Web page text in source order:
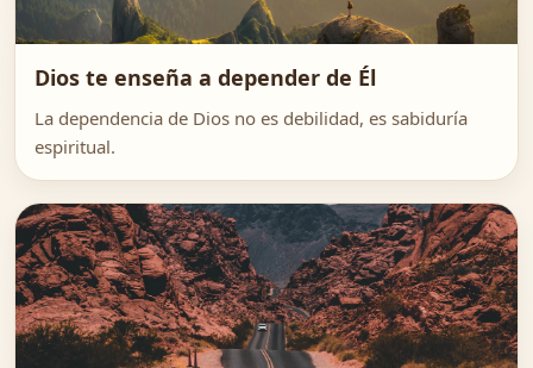
Dios te enseña a depender de Él
La dependencia de Dios no es debilidad, es sabiduría
espiritual.